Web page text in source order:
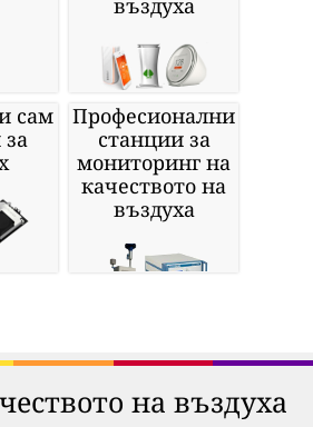
въздуха
сам
за
Професионални
станции за
мониторинг на
качеството на
въздуха
на въздуха